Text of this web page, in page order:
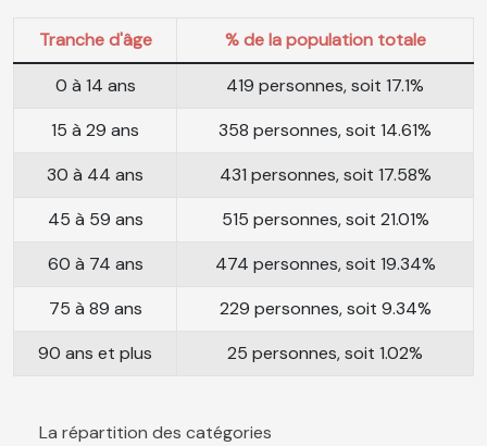
Tranche d'âge
% de la population totale
0 à 14 ans
419 personnes, soit 17.1%
15 à 29 ans
358 personnes, soit 14.61%
30 à 44 ans
431 personnes, soit 17.58%
45 à 59 ans
515 personnes, soit 21.01%
60 à 74 ans
474 personnes, soit 19.34%
75 à 89 ans
229 personnes, soit 9.34%
90 ans et plus
25 personnes, soit 1.02%
La répartition des catégories